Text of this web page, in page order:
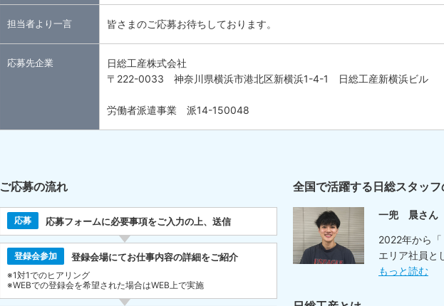
担当者より一言 皆さまのご応募お待ちしております。
応募先企業
日総工産株式会社
〒222-0033 神奈川県横浜市港北区新横浜1-4-1 日総工産新横浜ビル
労働者派遣事業 派14-150048
ご応募の流れ
応募 応募フォームに必要事項をご入力の上、送信
登録会参加 登録会場にてお仕事内容の詳細をご紹介
※1対1でのヒアリング
※WEBでの登録会を希望された場合はWEB上で実施
全国で活躍する日総スタッ
一兜 晨さん
2022年から
エリア社員と
もっと読む